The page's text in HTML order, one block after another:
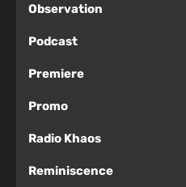
Observation
Podcast
Premiere
Promo
Radio Khaos
Reminiscence